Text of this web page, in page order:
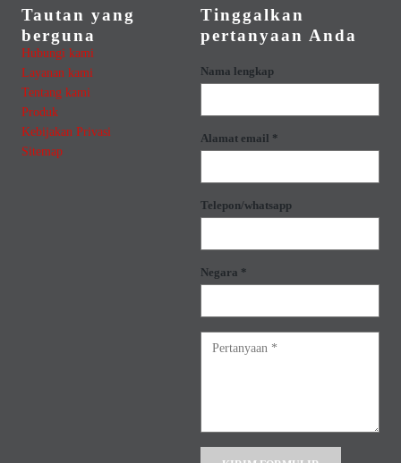
Tautan yang
berguna
Hubungi kami
Layanan kami
Tentang kami
Produk
Kebijakan Privasi
Sitemap
Tinggalkan
pertanyaan Anda
Nama lengkap
Alamat email *
Telepon/whatsapp
Negara *